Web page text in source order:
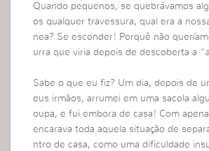
Quando pequenos, se quebrávamos
os qualquer travessura, qual era a
nea? Se esconder! Porquê não
urra que viria depois de descoberta a
Sabe o que eu fiz? Um dia, depois de
eus irmãos, arrumei em uma sacola
oupa, e fui embora de casa! Com
encarava toda aquela situação de
ntro de casa, como uma dificuldade